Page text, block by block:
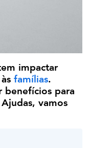
impactar
famílias.
benefícios para
vamos